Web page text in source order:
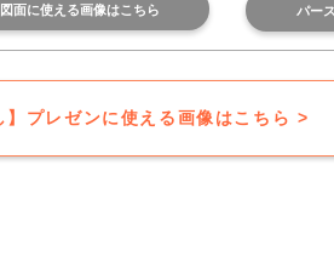
面に使える画像はこちら パー
】プレゼンに使える画像はこちら >